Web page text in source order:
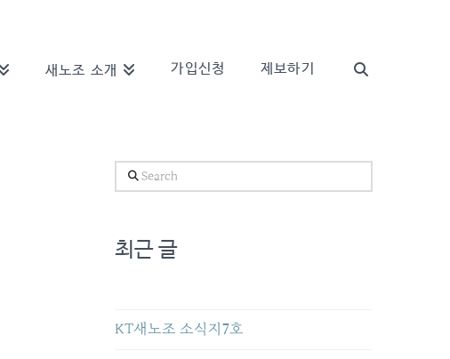
새노조 소개 가입신청 제보하기
Search
최근 글
KT새노조 소식지7호